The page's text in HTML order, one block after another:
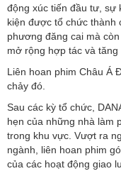
động xúc tiến đầu tư, sự
kiện được tổ chức thành
phương đăng cai mà
mở rộng hợp tác và
Liên hoan phim Châu Á
chảy đó.
Sau các kỳ tổ chức,
hẹn của những nhà làm
trong khu vực. Vượt ra
ngành, liên hoan phim
của các hoạt động giao